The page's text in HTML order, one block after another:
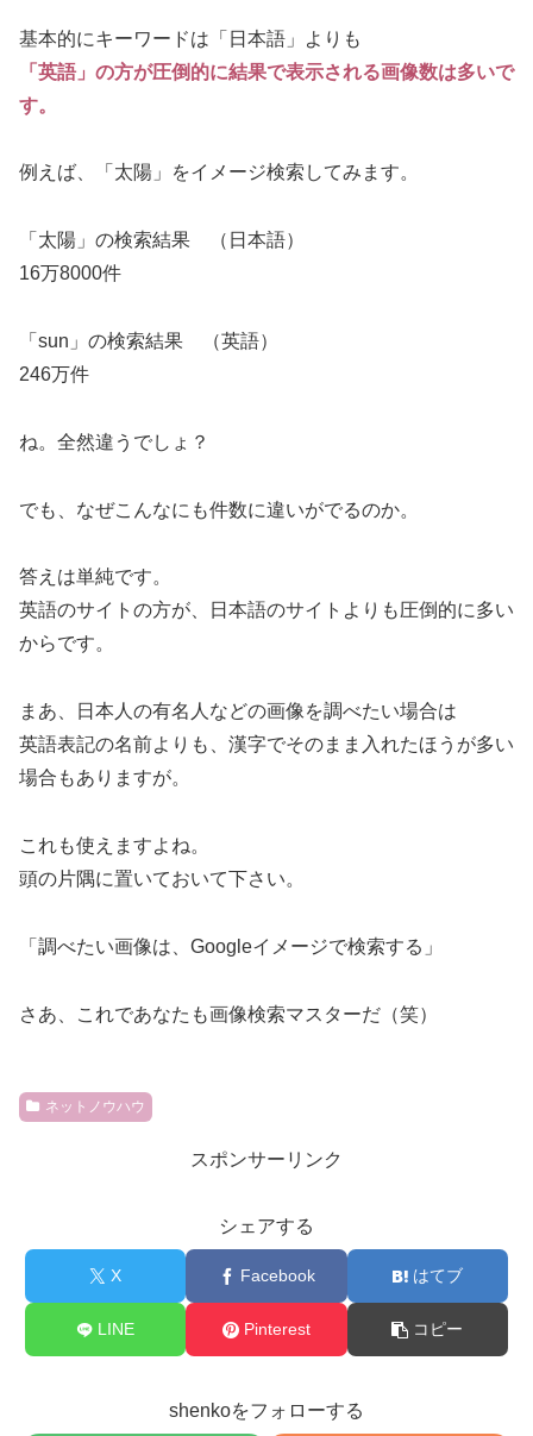
基本的にキーワードは「日本語」よりも
「英語」の方が圧倒的に結果で表示される画像数は多いで
す。
例えば、「太陽」をイメージ検索してみます。
「太陽」の検索結果 （日本語）
16万8000件
「sun」の検索結果 （英語）
246万件
ね。全然違うでしょ？
でも、なぜこんなにも件数に違いがでるのか。
答えは単純です。
英語のサイトの方が、日本語のサイトよりも圧倒的に多い
からです。
まあ、日本人の有名人などの画像を調べたい場合は
英語表記の名前よりも、漢字でそのまま入れたほうが多い
場合もありますが。
これも使えますよね。
頭の片隅に置いておいて下さい。
「調べたい画像は、Googleイメージで検索する」
さあ、これであなたも画像検索マスターだ（笑）
ネットノウハウ
スポンサーリンク
シェアする
X Facebook はてブ
LINE Pinterest コピー
shenkoをフォローする